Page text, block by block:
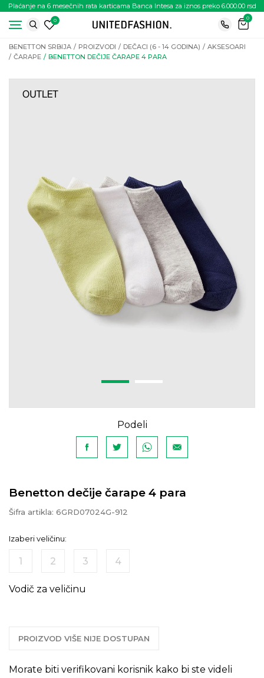
Plaćanje na 6 mesečnih rata karticama Banca Intesa za iznos preko 6.000.00 rsd
0
0
BENETTON SRBIJA PROIZVODI DEČACI (6 - 14 GODINA)
AKSESOARI
ČARAPE
BENETTON DEČIJE ČARAPE 4 PARA
Podeli
Benetton dečije čarape 4 para
Šifra artikla: 6GRD07024G-912
Izaberi veličinu:
1 2 3 4
Vodič za veličinu
PROIZVOD VIŠE NIJE DOSTUPAN
Morate biti verifikovani korisnik kako bi ste videli